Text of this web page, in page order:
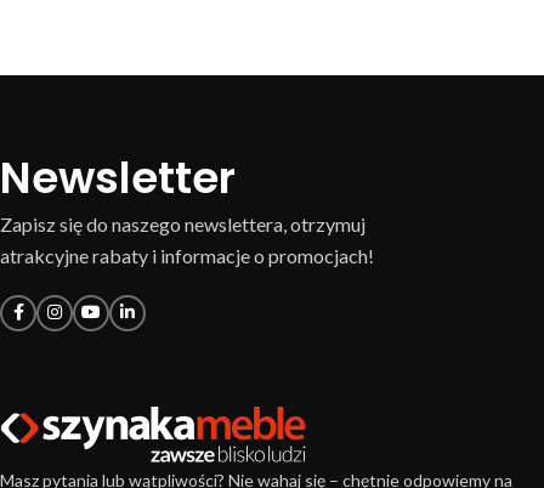
Newsletter
Zapisz się do naszego newslettera, otrzymuj
atrakcyjne rabaty i informacje o promocjach!
Masz pytania lub wątpliwości? Nie wahaj się – chętnie odpowiemy na